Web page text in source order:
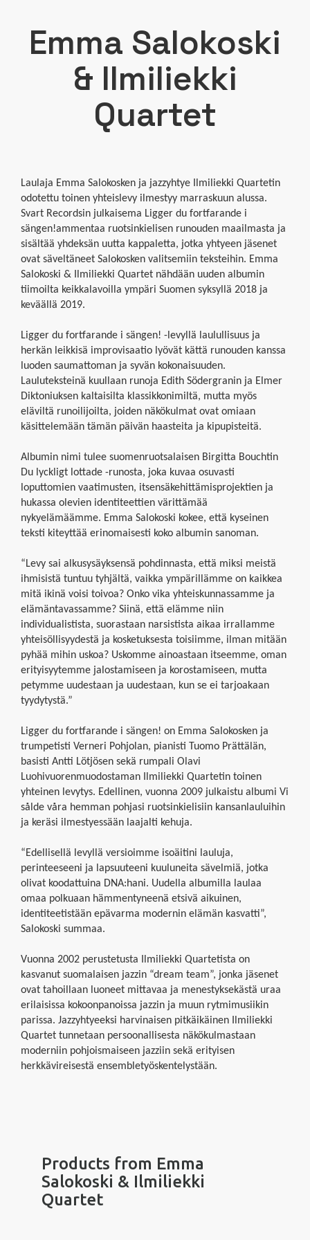
Emma Salokoski
& Ilmiliekki
Quartet
Laulaja Emma Salokosken ja jazzyhtye Ilmiliekki Quartetin
odotettu toinen yhteislevy ilmestyy marraskuun alussa.
Svart Recordsin julkaisema Ligger du fortfarande i
sängen!ammentaa ruotsinkielisen runouden maailmasta ja
sisältää yhdeksän uutta kappaletta, jotka yhtyeen jäsenet
ovat säveltäneet Salokosken valitsemiin teksteihin. Emma
Salokoski & Ilmiliekki Quartet nähdään uuden albumin
tiimoilta keikkalavoilla ympäri Suomen syksyllä 2018 ja
keväällä 2019.
Ligger du fortfarande i sängen! -levyllä laulullisuus ja
herkän leikkisä improvisaatio lyövät kättä runouden kanssa
luoden saumattoman ja syvän kokonaisuuden.
Lauluteksteinä kuullaan runoja Edith Södergranin ja Elmer
Diktoniuksen kaltaisilta klassikkonimiltä, mutta myös
eläviltä runoilijoilta, joiden näkökulmat ovat omiaan
käsittelemään tämän päivän haasteita ja kipupisteitä.
Albumin nimi tulee suomenruotsalaisen Birgitta Bouchtin
Du lyckligt lottade -runosta, joka kuvaa osuvasti
loputtomien vaatimusten, itsensäkehittämisprojektien ja
hukassa olevien identiteettien värittämää
nykyelämäämme. Emma Salokoski kokee, että kyseinen
teksti kiteyttää erinomaisesti koko albumin sanoman.
“Levy sai alkusysäyksensä pohdinnasta, että miksi meistä
ihmisistä tuntuu tyhjältä, vaikka ympärillämme on kaikkea
mitä ikinä voisi toivoa? Onko vika yhteiskunnassamme ja
elämäntavassamme? Siinä, että elämme niin
individualistista, suorastaan narsistista aikaa irrallamme
yhteisöllisyydestä ja kosketuksesta toisiimme, ilman mitään
pyhää mihin uskoa? Uskomme ainoastaan itseemme, oman
erityisyytemme jalostamiseen ja korostamiseen, mutta
petymme uudestaan ja uudestaan, kun se ei tarjoakaan
tyydytystä.”
Ligger du fortfarande i sängen! on Emma Salokosken ja
trumpetisti Verneri Pohjolan, pianisti Tuomo Prättälän,
basisti Antti Lötjösen sekä rumpali Olavi
Luohivuorenmuodostaman Ilmiliekki Quartetin toinen
yhteinen levytys. Edellinen, vuonna 2009 julkaistu albumi Vi
sålde våra hemman pohjasi ruotsinkielisiin kansanlauluihin
ja keräsi ilmestyessään laajalti kehuja.
“Edellisellä levyllä versioimme isoäitini lauluja,
perinteeseeni ja lapsuuteeni kuuluneita sävelmiä, jotka
olivat koodattuina DNA:hani. Uudella albumilla laulaa
omaa polkuaan hämmentyneenä etsivä aikuinen,
identiteetistään epävarma modernin elämän kasvatti”,
Salokoski summaa.
Vuonna 2002 perustetusta Ilmiliekki Quartetista on
kasvanut suomalaisen jazzin “dream team”, jonka jäsenet
ovat tahoillaan luoneet mittavaa ja menestyksekästä uraa
erilaisissa kokoonpanoissa jazzin ja muun rytmimusiikin
parissa. Jazzyhtyeeksi harvinaisen pitkäikäinen Ilmiliekki
Quartet tunnetaan persoonallisesta näkökulmastaan
moderniin pohjoismaiseen jazziin sekä erityisen
herkkävireisestä ensembletyöskentelystään.
Products from Emma
Salokoski & Ilmiliekki
Quartet